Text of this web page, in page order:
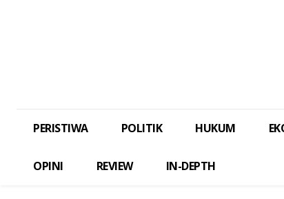
PERISTIWA POLITIK HUKUM
OPINI REVIEW IN-DEPTH